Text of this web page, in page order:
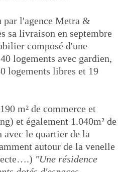
l'agence Metra &
sa livraison en septembre
composé d'une
logements avec gardien,
logements libres et 19
m² de commerce et
et également 1.040m² de
le quartier de la
autour de la venelle
"Une résidence